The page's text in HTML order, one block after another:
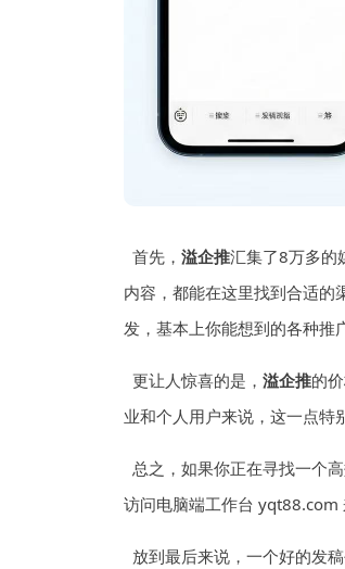
首先， 溢企推汇集了8万多的
内容，都能在这里找到合适的
发，基本上你能想到的各种推
更让人惊喜的是， 溢企推的
业和个人用户来说，这一点特
总之，如果你正在寻找一个
访问电脑端工作台 yqt88.com
放到最后来说，一个好的发